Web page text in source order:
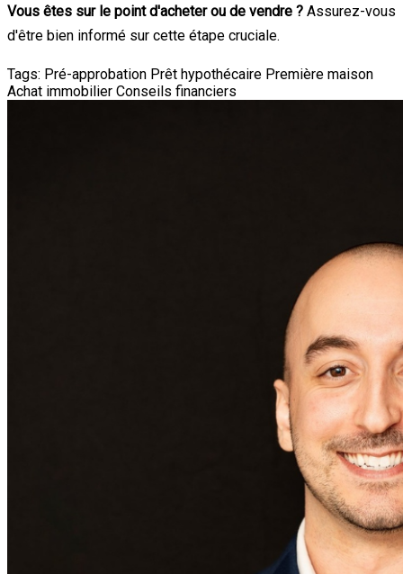
Vous êtes sur le point d'acheter ou de vendre ? Assurez-vous
d'être bien informé sur cette étape cruciale.
Tags: Pré-approbation Prêt hypothécaire Première maison
Achat immobilier Conseils financiers